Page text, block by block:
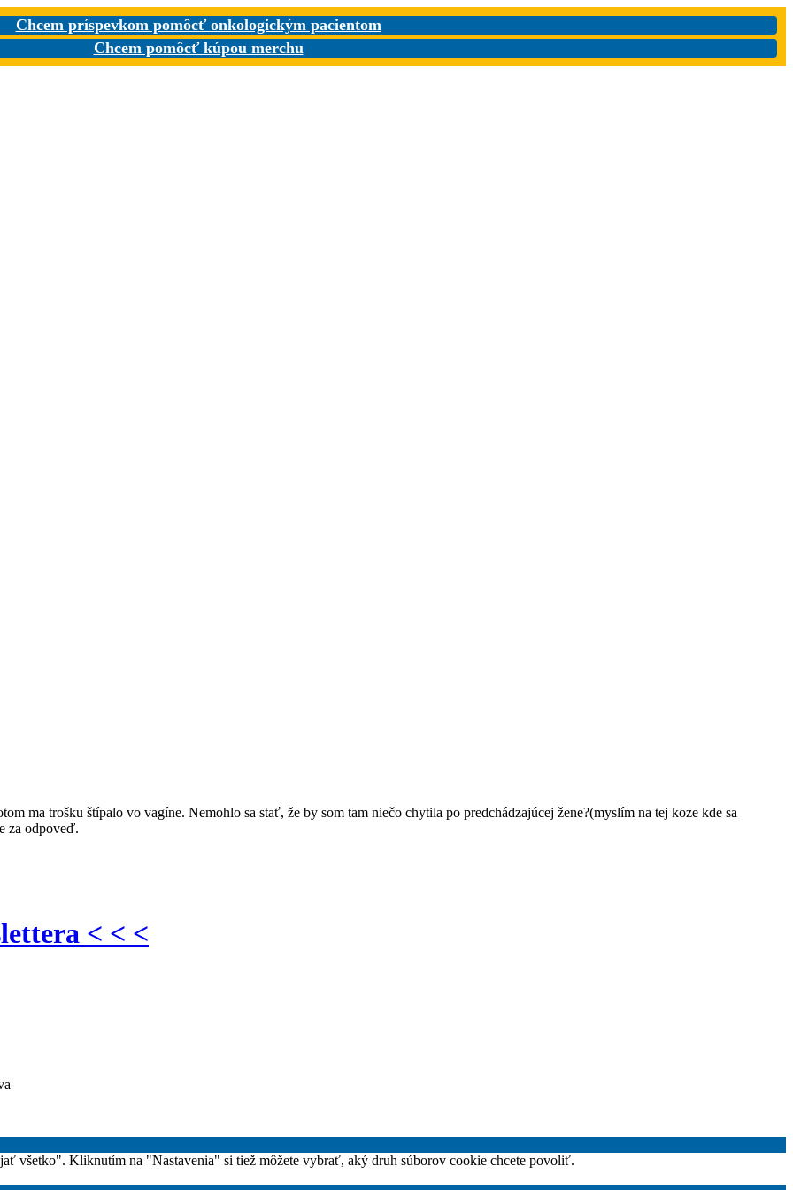
Chcem príspevkom pomôcť onkologickým pacientom
Chcem pomôcť kúpou merchu
ma trošku štípalo vo vagíne. Nemohlo sa stať, že by som tam niečo chytila po predchádzajúcej žene?(myslím na tej koze kde sa
za odpoveď.
< < <
všetko". Kliknutím na "Nastavenia" si tiež môžete vybrať, aký druh súborov cookie chcete povoliť.